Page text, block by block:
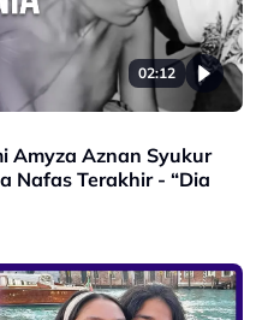
02:12
Amyza Aznan Syukur
Nafas Terakhir - “Dia